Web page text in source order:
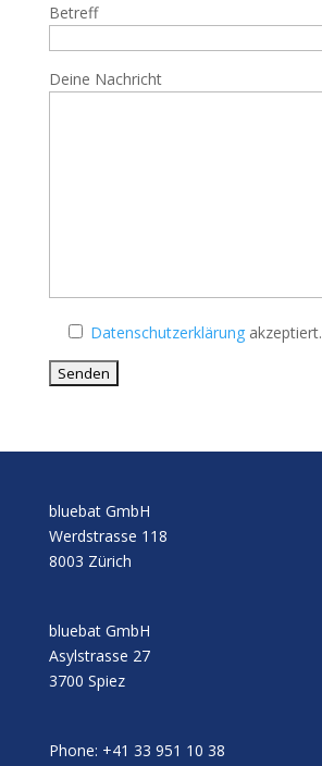
Betreff
Deine Nachricht
Datenschutzerklärungakzeptiert.
bluebat GmbH
Werdstrasse 118
8003 Zürich
bluebat GmbH
Asylstrasse 27
3700 Spiez
Phone: +41 33 951 10 38